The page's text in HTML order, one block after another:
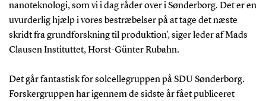
nanoteknologi, som vi i dag råder over i Sønderborg. Det er en
uvurderlig hjælp i vores bestræbelser på at tage det næste
skridt fra grundforskning til produktion’, siger leder af Mads
Clausen Instituttet, Horst-Günter Rubahn.
Det går fantastisk for solcellegruppen på SDU Sønderborg.
Forskergruppen har igennem de sidste år fået publiceret